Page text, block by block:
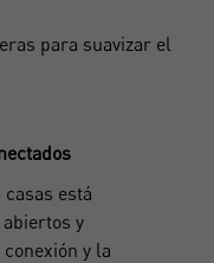
para suavizar el
está
y
y la